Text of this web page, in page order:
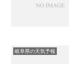
岐阜県の天気予報